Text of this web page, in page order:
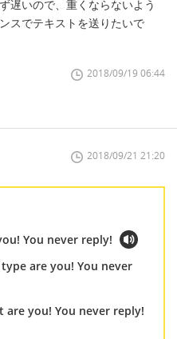
遅いので、重くならないよう
スでテキストを送りたいで
2018/09/19 06:44
2018/09/21 21:20
You never reply!
are you! You never
you! You never reply!